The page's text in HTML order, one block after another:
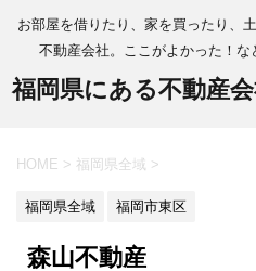
お部屋を借りたり、家を買ったり、
不動産会社。ここがよかった！
福岡県にある不動産
HOME > 福岡県全域 >
福岡県全域 福岡市東区
森山不動産